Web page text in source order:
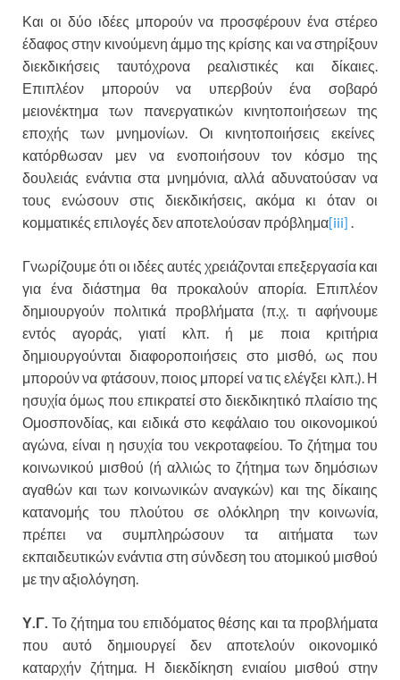
Και οι δύο ιδέες μπορούν να προσφέρουν ένα στέρεο
έδαφος στην κινούμενη άμμο της κρίσης και να στηρίξουν
διεκδικήσεις ταυτόχρονα ρεαλιστικές και δίκαιες.
Επιπλέον μπορούν να υπερβούν ένα σοβαρό
μειονέκτημα των πανεργατικών κινητοποιήσεων της
εποχής των μνημονίων. Οι κινητοποιήσεις εκείνες
κατόρθωσαν μεν να ενοποιήσουν τον κόσμο της
δουλειάς ενάντια στα μνημόνια, αλλά αδυνατούσαν να
τους ενώσουν στις διεκδικήσεις, ακόμα κι όταν οι
κομματικές επιλογές δεν αποτελούσαν πρόβλημα[iii] .
Γνωρίζουμε ότι οι ιδέες αυτές χρειάζονται επεξεργασία και
για ένα διάστημα θα προκαλούν απορία. Επιπλέον
δημιουργούν πολιτικά προβλήματα (π.χ. τι αφήνουμε
εντός αγοράς, γιατί κλπ. ή με ποια κριτήρια
δημιουργούνται διαφοροποιήσεις στο μισθό, ως που
μπορούν να φτάσουν, ποιος μπορεί να τις ελέγξει κλπ.). Η
ησυχία όμως που επικρατεί στο διεκδικητικό πλαίσιο της
Ομοσπονδίας, και ειδικά στο κεφάλαιο του οικονομικού
αγώνα, είναι η ησυχία του νεκροταφείου. Το ζήτημα του
κοινωνικού μισθού (ή αλλιώς το ζήτημα των δημόσιων
αγαθών και των κοινωνικών αναγκών) και της δίκαιης
κατανομής του πλούτου σε ολόκληρη την κοινωνία,
πρέπει να συμπληρώσουν τα αιτήματα των
εκπαιδευτικών ενάντια στη σύνδεση του ατομικού μισθού
με την αξιολόγηση.
Υ.Γ. Το ζήτημα του επιδόματος θέσης και τα προβλήματα
που αυτό δημιουργεί δεν αποτελούν οικονομικό
καταρχήν ζήτημα. Η διεκδίκηση ενιαίου μισθού στην